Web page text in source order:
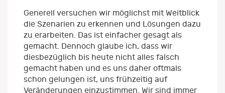
Generell versuchen wir möglichst mit Weitblick
die Szenarien zu erkennen und Lösungen dazu
zu erarbeiten. Das ist einfacher gesagt als
gemacht. Dennoch glaube ich, dass wir
diesbezüglich bis heute nicht alles falsch
gemacht haben und es uns daher oftmals
schon gelungen ist, uns frühzeitig auf
Veränderungen einzustimmen. Wir sind immer